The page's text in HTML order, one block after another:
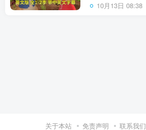
10月13日 08:38
关于本站 免责声明 联系我们